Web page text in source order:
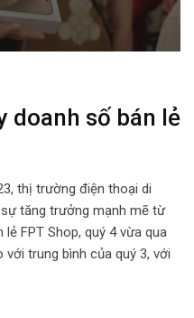
doanh số bán lẻ
thị trường điện thoại di
tăng trưởng mạnh mẽ từ
FPT Shop, quý 4 vừa qua
trung bình của quý 3, với